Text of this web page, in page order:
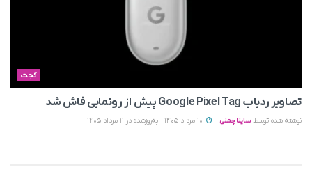
گجت
تصاویر ردیاب Google Pixel Tag پیش از رونمایی فاش شد
نوشته شده توسط ساینا چمنی